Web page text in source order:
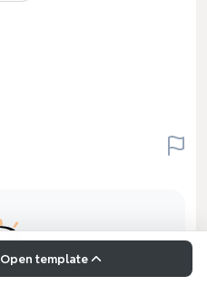
Open template